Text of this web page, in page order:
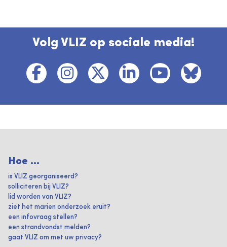
Volg VLIZ op sociale media!
Hoe ...
is VLIZ georganiseerd?
solliciteren bij VLIZ?
lid worden van VLIZ?
ziet het marien onderzoek eruit?
een infovraag stellen?
een strandvondst melden?
gaat VLIZ om met uw privacy?